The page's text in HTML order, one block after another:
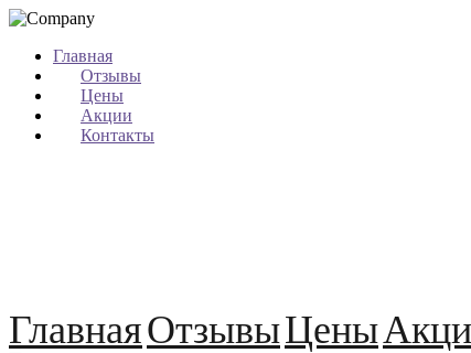
Главная
Отзывы
Цены
Акции
Контакты
ГлавнаяОтзывыЦены